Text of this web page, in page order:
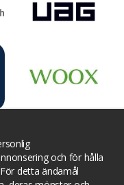
Facebook
och för hålla
detta ändamål